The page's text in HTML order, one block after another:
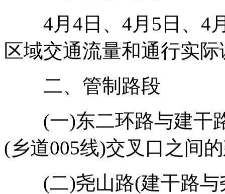
4月4日、4月5日、4月
区域交通流量和通行实
二、管制路段
(一)东二环路与建干
(乡道005线)交叉口之间
(二)尧山路(建干路与